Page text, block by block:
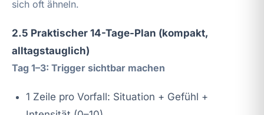
sich oft ähneln.
2.5 Praktischer 14-Tage-Plan (kompakt,
alltagstauglich)
Tag 1–3: Trigger sichtbar machen
1 Zeile pro Vorfall: Situation + Gefühl +